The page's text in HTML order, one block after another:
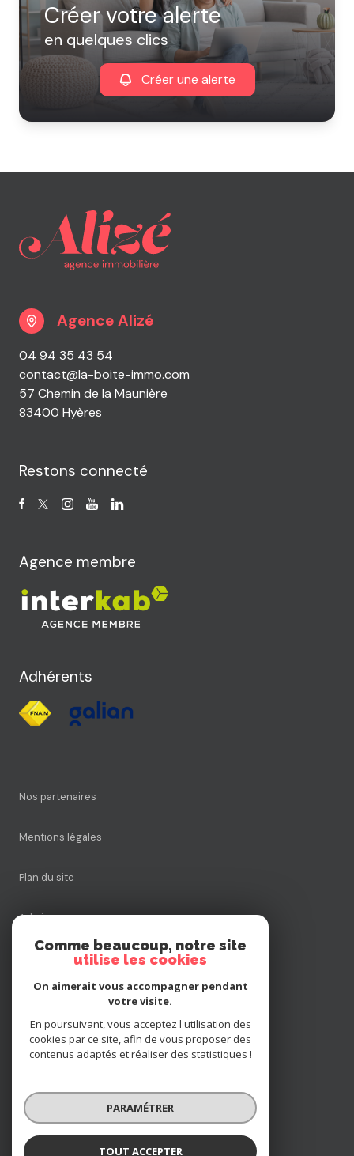
Créer votre alerte
en quelques clics
Créer une alerte
Agence Alizé
04 94 35 43 54
contact@la-boite-immo.com
57 Chemin de la Maunière
83400 Hyères
Restons connecté
Agence membre
Adhérents
Nos partenaires
Mentions légales
Plan du site
Admin
Nos honoraires
Cookies
© 2026 | Tous droits réservés
Réalisé par
Comme beaucoup, notre site
utilise les cookies
On aimerait vous accompagner pendant
votre visite.
En poursuivant, vous acceptez l'utilisation des
cookies par ce site, afin de vous proposer des
contenus adaptés et réaliser des statistiques !
PARAMÉTRER
TOUT ACCEPTER